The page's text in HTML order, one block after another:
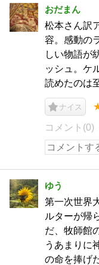
おだまん
松本さん訳
容。感動の
しい物語が
ッシュ。ケ
読めたのは
ナイス
コメント(0)
ゆう
第一次世界
ルターが帰
だ、牧師館
うあまりに
の命を捧げ